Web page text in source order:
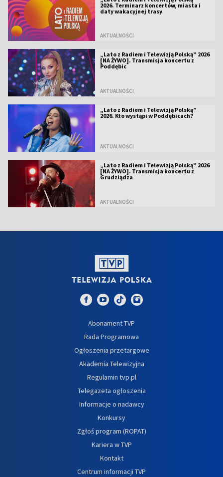
2026. Terminarz koncertów, miasta i
daty wakacyjnej trasy
AKTUALNOŚCI
„Lato z Radiem i Telewizją Polską” 2026
[NA ŻYWO]. Transmisja koncertu z
Poddębic
AKTUALNOŚCI
„Lato z Radiem i Telewizją Polską”
2026. Kto wystąpi w Poddębicach?
AKTUALNOŚCI
„Lato z Radiem i Telewizją Polską” 2026
[NA ŻYWO]. Transmisja koncertu z
Grudziądza
AKTUALNOŚCI
Abonament TVP
Rada Programowa
Ogłoszenia przetargowe
Akademia Telewizyjna
Regulamin tvp.pl
Telegazeta ogłoszenia
Informacje o nadawcy
Konkursy
Zgłoś program (ROPAT)
Kariera w TVP
Kontakt
Centrum informacji TVP